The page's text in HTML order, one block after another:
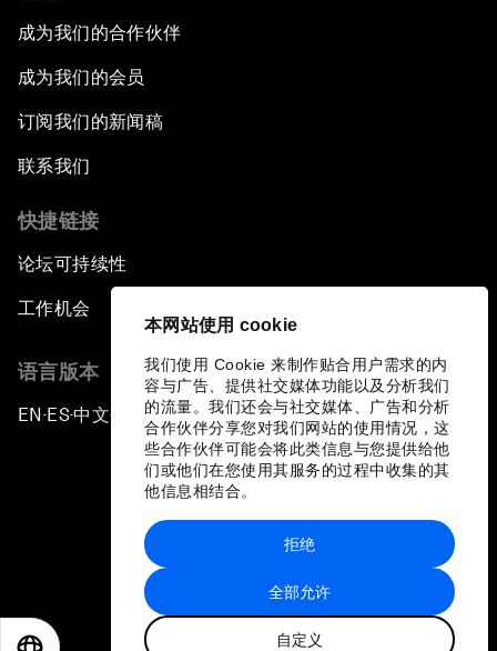
本网站使用 cookie
我们使用 Cookie 来制作贴合用户需求的内
容与广告、提供社交媒体功能以及分析我们
的流量。我们还会与社交媒体、广告和分析
合作伙伴分享您对我们网站的使用情况，这
些合作伙伴可能会将此类信息与您提供给他
们或他们在您使用其服务的过程中收集的其
他信息相结合。
全部允许
自定义
拒绝
成为我们的合作伙伴
成为我们的会员
订阅我们的新闻稿
联系我们
快捷链接
论坛可持续性
工作机会
语言版本
EN ▪ES▪中文▪ 日本語
站点地图
世界经济论坛